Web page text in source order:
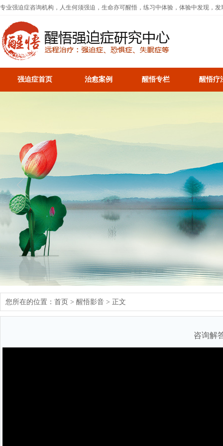
专业强迫症咨询机构，人生何须强迫，生命亦可醒悟，练习中体验，体验中发现，
强迫症首页 治愈案例 醒悟专栏 醒悟疗
您所在的位置： 首页 > 醒悟影音 > 正文
咨询解